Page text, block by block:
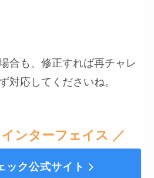
合も、修正すれば再チャレ
対応してくださいね。
ンターフェイス ／
ック公式サイト